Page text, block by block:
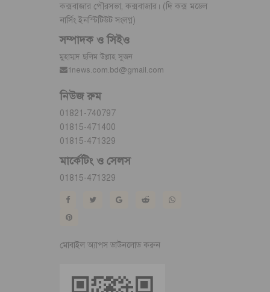
কক্সবাজার পৌরসভা, কক্সবাজার। (দি কক্স মডেল
নার্সিং ইনস্টিটিউট সংলগ্ন)
সম্পাদক ও সিইও
মুহাম্মদ ছলিম উল্লাহ সুজন
1news.com.bd@gmail.com
নিউজ রুম
01821-740797
01815-471400
01815-471329
মার্কেটিং ও সেলস
01815-471329
মোবাইল অ্যাপস ডাউনলোড করুন